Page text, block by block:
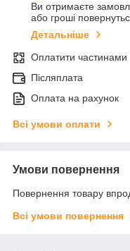
Ви отримаєте
або гроші
Детальніше
Оплатити частинами
Післяплата
Оплата на рахунок
Всі умови оплати
Умови повернення
Повернення товару
Всі умови повернення